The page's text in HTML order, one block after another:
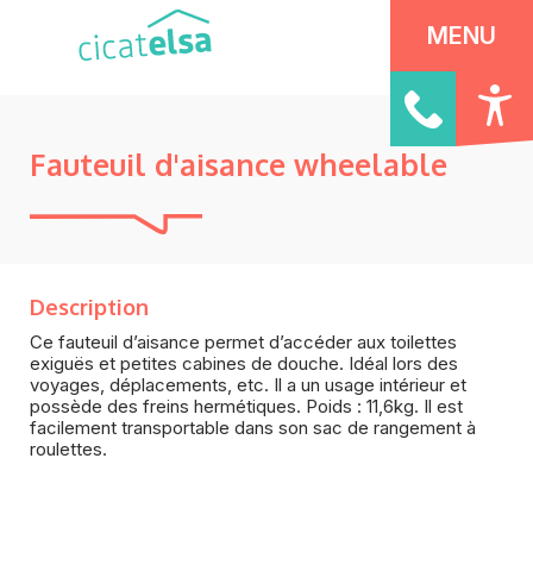
Panneau de gestion des cookies
MENU
Fauteuil d'aisance wheelable
Description
Ce fauteuil d’aisance permet d’accéder aux toilettes
exiguës et petites cabines de douche. Idéal lors des
voyages, déplacements, etc. Il a un usage intérieur et
possède des freins hermétiques. Poids : 11,6kg. Il est
facilement transportable dans son sac de rangement à
roulettes.